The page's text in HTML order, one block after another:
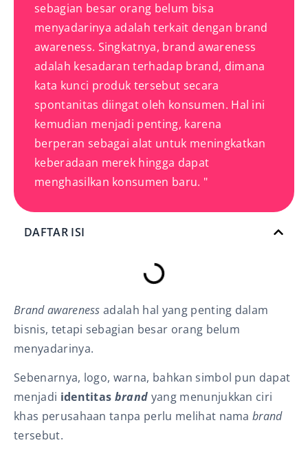
sebagian besar orang belum bisa
menyadarinya adalah terkait dengan brand
awareness. Singkatnya, brand awareness
adalah kesadaran terhadap brand, dimana
kata kunci produk tersebut secara
spontanitas diingat oleh konsumen. Hal ini
kemudian menjadi penting, karena
berperan sebagai alat untuk meningkatkan
keberadaan merek hingga dapat
menghasilkan konsumen baru. "
DAFTAR ISI
Brand awareness adalah hal yang penting dalam
bisnis, tetapi sebagian besar orang belum
menyadarinya.
Sebenarnya, logo, warna, bahkan simbol pun dapat
menjadi identitas brand yang menunjukkan ciri
khas perusahaan tanpa perlu melihat namabrand
tersebut.